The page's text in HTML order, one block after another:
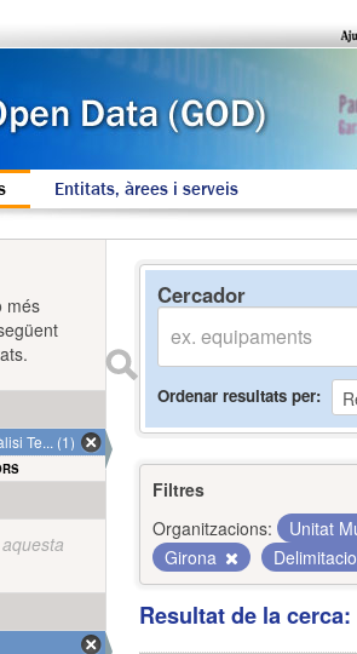
Entitats, àrees i serveis
Cercador
Ordenar resultats per
Filtres
Organitzacions:
Unitat
Girona
Resultat de la
més
Te... (1)